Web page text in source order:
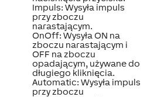
Impuls: Wysyła impuls
przy zboczu
narastającym.
OnOff: Wysyła ON na
zboczu narastającym i
OFF na zboczu
opadającym, używane do
długiego kliknięcia.
Automatic: Wysyła impuls
przy zboczu